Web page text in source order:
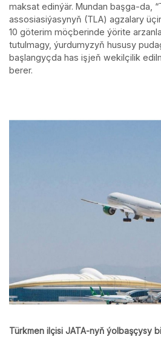
maksat edinýär. Mundan başga-da,
assosiasiýasynyň (TLA) agzalary
10 göterim möçberinde ýörite
tutulmagy, ýurdumyzyň hususy
başlangyçda has işjeň wekilçilik
berer.
Türkmen ilçisi JATA-nyň ýolbaşçysy